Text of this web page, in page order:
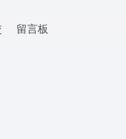
留言板